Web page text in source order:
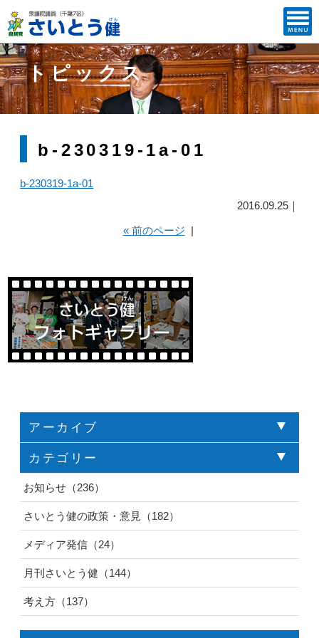
トピックス
b-230319-1a-01
b-230319-1a-01
2016.09.25｜
« 前のページ |
アーカイブ
カテゴリー
お知らせ（236）
さいとう健の政策・意見（182）
メディア発信（24）
月刊さいとう健（144）
考え方（137）